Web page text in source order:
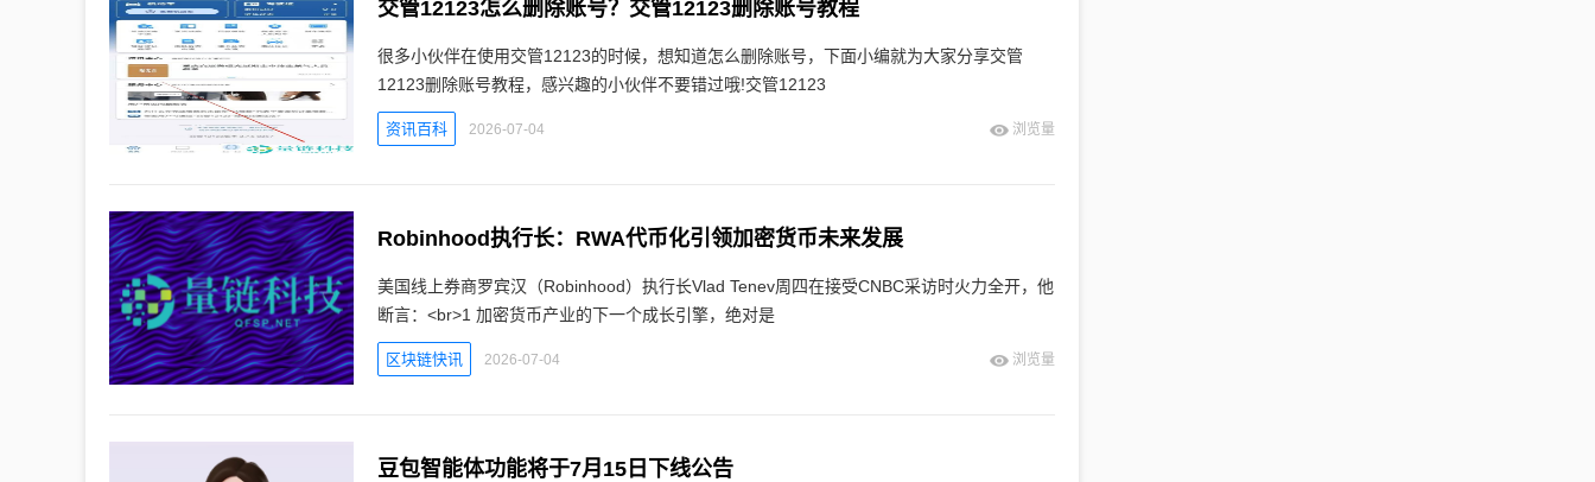
交管12123怎么删除账号？交管12123删除账号教程
很多小伙伴在使用交管12123的时候，想知道怎么删除账号，下面小编就为大家分享交管
12123删除账号教程，感兴趣的小伙伴不要错过哦!交管12123
资讯百科 2026-07-04 浏览量
Robinhood执行长：RWA代币化引领加密货币未来发展
美国线上券商罗宾汉（Robinhood）执行长Vlad Tenev周四在接受CNBC采访时火力全开，他
断言：<br>1 加密货币产业的下一个成长引擎，绝对是
区块链快讯 2026-07-04 浏览量
豆包智能体功能将于7月15日下线公告